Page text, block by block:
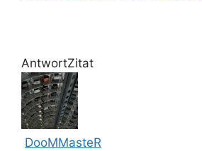
AntwortZitat
DooMMasteR